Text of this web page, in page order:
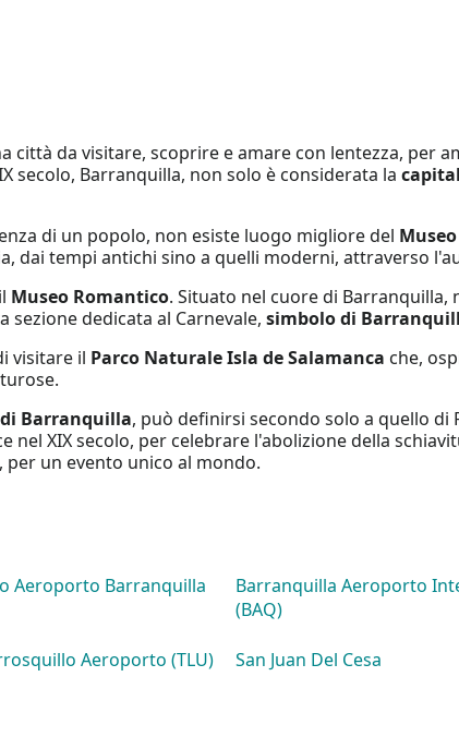
città da visitare, scoprire e amare con lentezza, per
secolo, Barranquilla, non solo è considerata la
di un popolo, non esiste luogo migliore del
dai tempi antichi sino a quelli moderni, attraverso
Museo Romantico. Situato nel cuore di Barranquilla,
dedicata al Carnevale, simbolo di
visitare il Parco Naturale Isla de Salamanca che,
Barranquilla, può definirsi secondo solo a quello di
nel XIX secolo, per celebrare l'abolizione della
un evento unico al mondo.
Aeroporto Barranquilla
Barranquilla Aeroporto
(BAQ)
Aeroporto (TLU) San Juan Del Cesa